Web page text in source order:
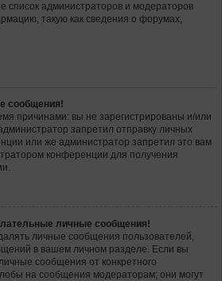
список администраторов и модераторов
такую как сведения о форумах,
сообщения!
причинами: вы не зарегистрированы и/или
запретил отправку личных
или же администратор запретил это вам
конференции для получения
личные сообщения!
личные сообщения пользователей,
в вашем личном разделе. Если вы
сообщения от конкретного
на сообщения модераторам; они могут